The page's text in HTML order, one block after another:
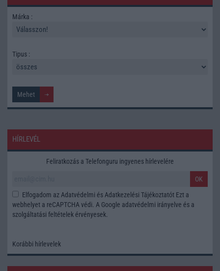
Márka :
Tipus :
HÍRLEVÉL
Feliratkozás a Telefonguru ingyenes hírlevelére
OK
Elfogadom az Adatvédelmi és Adatkezelési Tájékoztatót Ezt a
webhelyet a reCAPTCHA védi. A Google adatvédelmi irányelve és a
szolgáltatási feltételek érvényesek.
Korábbi hírlevelek